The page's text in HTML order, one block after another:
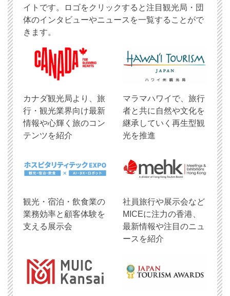
イトです。ロゴをクリックすると注目観光局・団
体のインタビューやニュースを一覧することがで
きます。
​カナダ観光局より、旅
行・観光業界向け最新
情報や心輝く旅のコン
テンツを紹介
マラマハワイで、旅行
者と共に自然や文化を
継承していく再生型観
光を推進
観光・宿泊・飲食業の
業務効率と顧客体験を
支える展示会
社員旅行や展示会など
MICEに注力の香港、
最新情報や注目のニュ
ースを紹介